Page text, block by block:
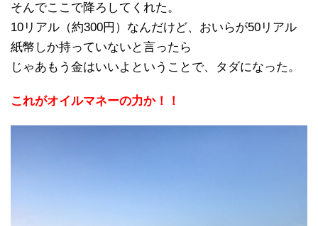
そんでここで降ろしてくれた。
10リアル（約300円）なんだけど、おいらが50リアル
紙幣しか持っていないと言ったら
じゃあもう金はいいよということで、タダになった。
これがオイルマネーの力か！！